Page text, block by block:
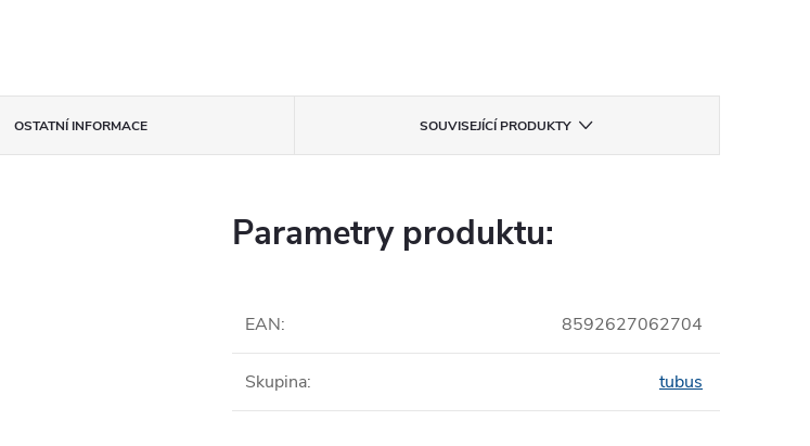
OSTATNÍ INFORMACE SOUVISEJÍCÍ PRODUKTY
Parametry produktu:
EAN: 8592627062704
Skupina: tubus